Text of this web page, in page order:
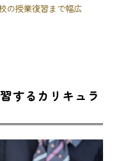
の授業復習まで幅広
するカリキュラ